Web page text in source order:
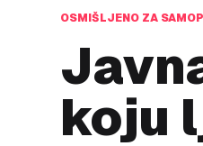
OSMIŠLJENO ZA
koju